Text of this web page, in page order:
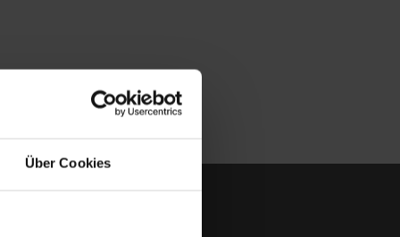
Über Cookies